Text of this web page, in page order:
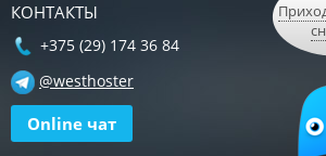
КОНТАКТЫ
+375 (29) 174 36 84
@westhoster
Online чат